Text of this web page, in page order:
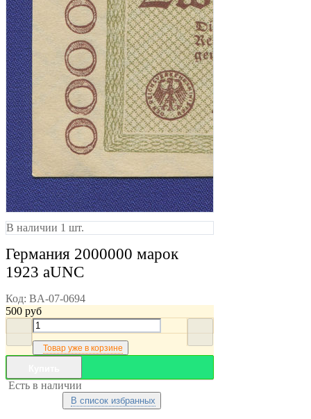
В наличии 1 шт.
Германия 2000000 марок
1923 aUNC
Код: BA-07-0694
500 руб
Товар уже в корзине
Есть в наличии
В список избранных